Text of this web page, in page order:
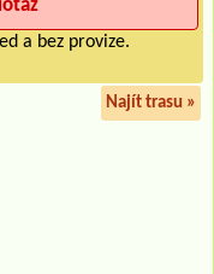
a bez provize.
Najít trasu »